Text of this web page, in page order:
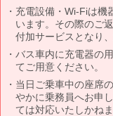
充電設備・Wi-Fiは機
います。その際のご
付加サービスとなり
バス車内に充電器の
てご用意ください。
当日ご乗車中の座席
やかに乗務員へお申
ては対応いたしかね